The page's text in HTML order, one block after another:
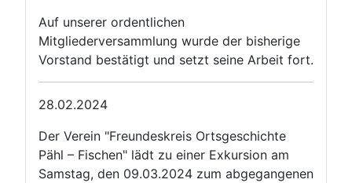
Auf unserer ordentlichen
Mitgliederversammlung wurde der bisherige
Vorstand bestätigt und setzt seine Arbeit fort.
28.02.2024
Der Verein "Freundeskreis Ortsgeschichte
Pähl – Fischen" lädt zu einer Exkursion am
Samstag, den 09.03.2024 zum abgegangenen